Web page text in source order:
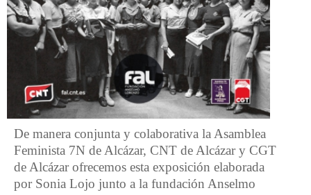
De manera conjunta y colaborativa la Asamblea
Feminista 7N de Alcázar, CNT de Alcázar y CGT
de Alcázar ofrecemos esta exposición elaborada
por Sonia Lojo junto a la fundación Anselmo